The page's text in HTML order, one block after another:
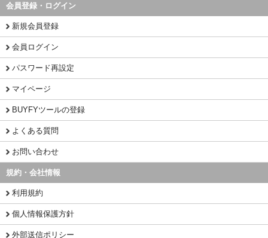
会員登録・ログイン
新規会員登録
会員ログイン
パスワード再設定
マイページ
BUYFYツールの登録
よくある質問
お問い合わせ
規約・会社情報
利用規約
個人情報保護方針
外部送信ポリシー